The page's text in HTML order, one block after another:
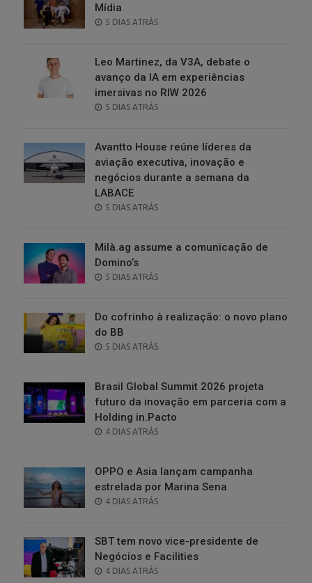
Mídia
POSTED
5 DIAS ATRÁS
Leo Martinez, da V3A, debate o
avanço da IA em experiências
imersivas no RIW 2026
POSTED
5 DIAS ATRÁS
Avantto House reúne líderes da
aviação executiva, inovação e
negócios durante a semana da
LABACE
POSTED
5 DIAS ATRÁS
Milà.ag assume a comunicação de
Domino’s
POSTED
5 DIAS ATRÁS
Do cofrinho à realização: o novo plano
do BB
POSTED
5 DIAS ATRÁS
Brasil Global Summit 2026 projeta
futuro da inovação em parceria com a
Holding in.Pacto
POSTED
4 DIAS ATRÁS
OPPO e Asia lançam campanha
estrelada por Marina Sena
POSTED
4 DIAS ATRÁS
SBT tem novo vice-presidente de
Negócios e Facilities
POSTED
4 DIAS ATRÁS